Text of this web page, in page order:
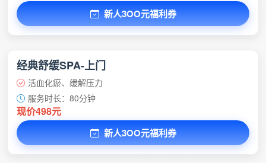
新人3OO元福利券
经典舒缓SPA-上门
活血化瘀、缓解压力
服务时长：80分钟
现价498元
新人3OO元福利券